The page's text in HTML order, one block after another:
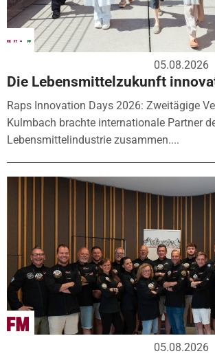
05.08.2026
Die Lebensmittelzukunft
Raps Innovation Days 2026: Zweitägige
Kulmbach brachte internationale Partner
Lebensmittelindustrie zusammen....
05.08.2026